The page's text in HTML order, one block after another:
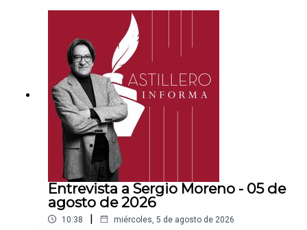
PayPal:https://www.paypal.me/julioastilleroCuent
a para hacer transferencias a cuenta BBVA a
nombre de Julio Hernández López:
1539408017CLABE: 012 320 01539408017
2Tienda:https://julioastillerotienda.com/
Entrevista a Sergio Moreno - 05 de
agosto de 2026
10:38 | miércoles, 5 de agosto de 2026